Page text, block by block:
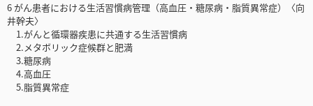
6 がん患者における生活習慣病管理（高血圧・糖尿病・脂質異常症）〈向
井幹夫〉
1.がんと循環器疾患に共通する生活習慣病
2.メタボリック症候群と肥満
3.糖尿病
4.高血圧
5.脂質異常症